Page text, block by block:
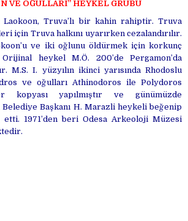
VE OĞULLARI” HEYKEL GRUBU
Laokoon, Truva’lı bir kahin rahiptir. Truva
için Truva halkını uyarırken cezalandırılır.
ve iki oğlunu öldürmek için korkunç
heykel M.Ö. 200’de Pergamon’da
M.S. I. yüzyılın ikinci yarısında Rhodoslu
ve oğulları Athinodoros ile Polydoros
kopyası yapılmıştır ve günümüzde
Belediye Başkanı H. Marazli heykeli beğenip
1971’den beri Odesa Arkeoloji Müzesi